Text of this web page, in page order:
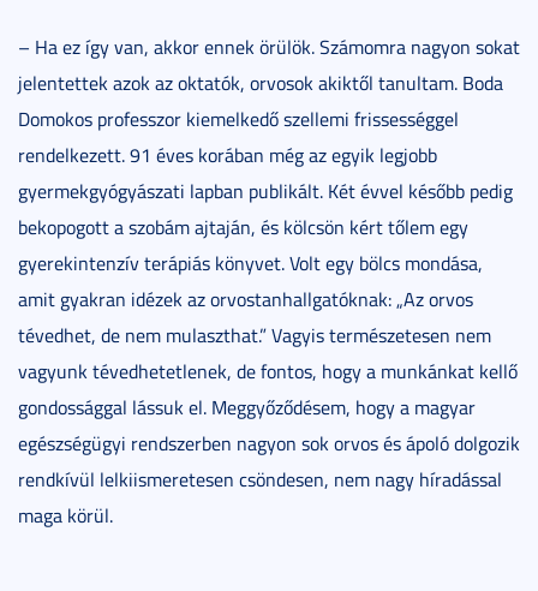
– Ha ez így van, akkor ennek örülök. Számomra nagyon sokat
jelentettek azok az oktatók, orvosok akiktől tanultam. Boda
Domokos professzor kiemelkedő szellemi frissességgel
rendelkezett. 91 éves korában még az egyik legjobb
gyermekgyógyászati lapban publikált. Két évvel később pedig
bekopogott a szobám ajtaján, és kölcsön kért tőlem egy
gyerekintenzív terápiás könyvet. Volt egy bölcs mondása,
amit gyakran idézek az orvostanhallgatóknak: „Az orvos
tévedhet, de nem mulaszthat.” Vagyis természetesen nem
vagyunk tévedhetetlenek, de fontos, hogy a munkánkat kellő
gondossággal lássuk el. Meggyőződésem, hogy a magyar
egészségügyi rendszerben nagyon sok orvos és ápoló dolgozik
rendkívül lelkiismeretesen csöndesen, nem nagy híradással
maga körül.